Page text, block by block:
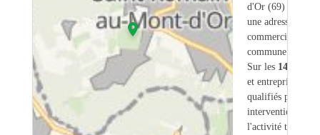
d'Or (69) dont
une adresse
commerciale
commune.
Sur les 1470
et entreprises
qualifiés pour une
intervention sur
l'activité